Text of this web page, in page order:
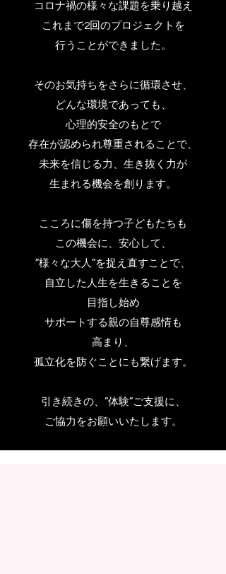
コロナ禍の様々な課題を乗り越え
これまで2回のプロジェクトを
行うことができました。
そのお気持ちをさらに循環させ、
どんな環境であっても、
心理的安全のもとで
存在が認められ尊重されることで、
未来を信じる力、生き抜く力が
生まれる機会を創ります。
こころに傷を持つ子どもたちも
この機会に、安心して、
”様々な大人”を捉え直すことで、
自立した人生を生きることを
目指し始め
サポートする親の自尊感情も
高まり、
孤立化を防ぐことにも繋げます。
引き続きの、”体験”ご支援に、
ご協力をお願いいたします。